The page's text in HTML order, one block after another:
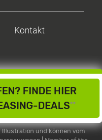
FINDE HIER
DEALS**
Kontakt
Illustration und können vom